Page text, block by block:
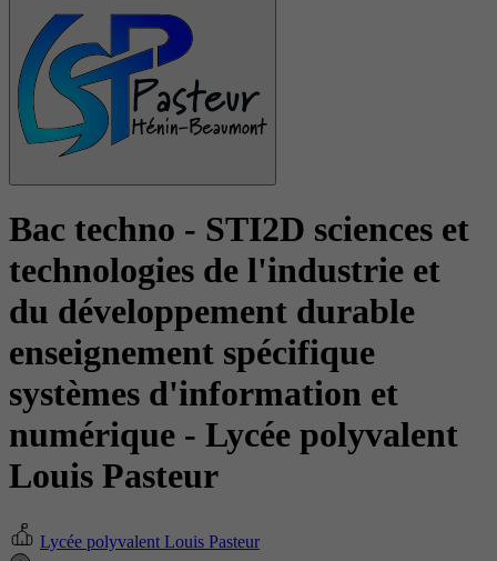
Bac techno - STI2D sciences et
technologies de l'industrie et
du développement durable
enseignement spécifique
systèmes d'information et
numérique - Lycée polyvalent
Louis Pasteur
Lycée polyvalent Louis Pasteur